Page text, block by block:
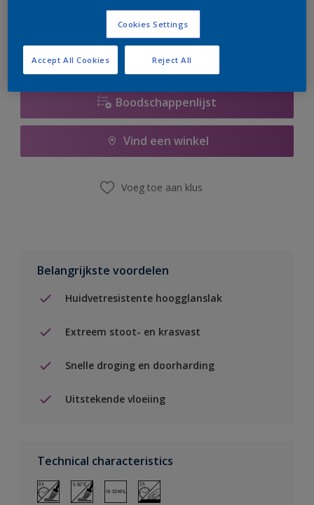
er hard aan om de voorraad aan te vullen.
Boodschappenlijst
Vind een winkel
Voeg toe aan klus
Belangrijkste voordelen
Huidvetresistente hoogglanslak
Extreem stoot- en krasvast
Snelle droging en doorharding
Uitstekende vloeiing
Technical characteristics
Cookies Settings
Reject All
Accept All Cookies